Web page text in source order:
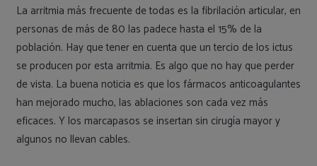
La arritmia más frecuente de todas es la fibrilación articular, en
personas de más de 80 las padece hasta el 15% de la
población. Hay que tener en cuenta que un tercio de los ictus
se producen por esta arritmia. Es algo que no hay que perder
de vista. La buena noticia es que los fármacos anticoagulantes
han mejorado mucho, las ablaciones son cada vez más
eficaces. Y los marcapasos se insertan sin cirugía mayor y
algunos no llevan cables.